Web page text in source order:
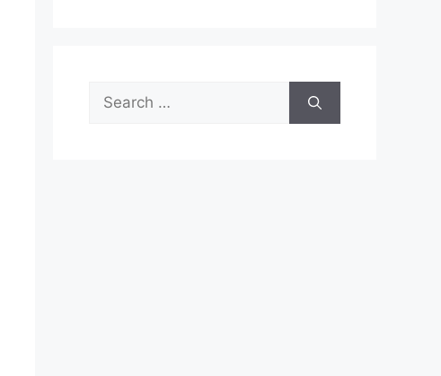
Search
for: